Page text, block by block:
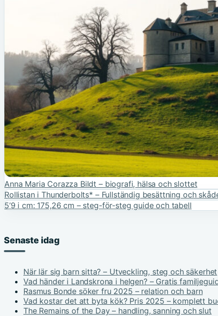
Anna Maria Corazza Bildt – biografi, hälsa och slottet
Rollistan i Thunderbolts* – Fullständig besättning och
5’9 i cm: 175,26 cm – steg-för-steg guide och tabell
Senaste idag
När lär sig barn sitta? – Utveckling, steg och säkerhet
Vad händer i Landskrona i helgen? – Gratis
Rasmus Bonde söker fru 2025 – relation och barn
Vad kostar det att byta kök? Pris 2025 – komplett
The Remains of the Day – handling, sanning och slut